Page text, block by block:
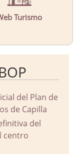
Turismo
del Plan de
de Capilla
del
centro